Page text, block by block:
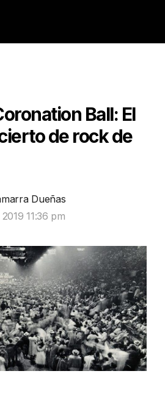
Ball: El
de rock de
Dueñas
11:36 pm